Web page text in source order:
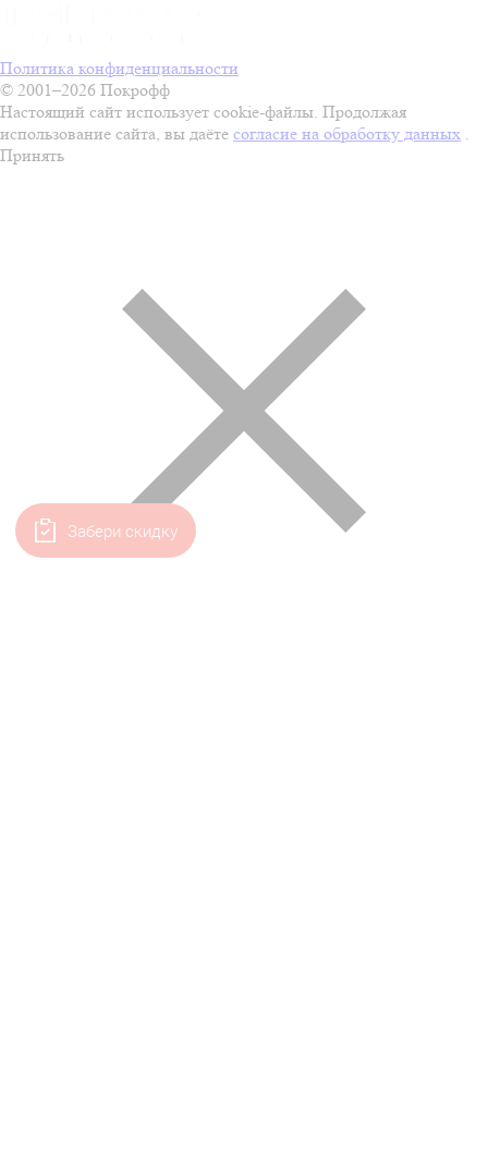
Политика конфиденциальности
© 2001–2026 Покрофф
Настоящий сайт использует cookie-файлы. Продолжая
использование сайта, вы даёте согласие на обработку данных .
Принять
Забери скидку